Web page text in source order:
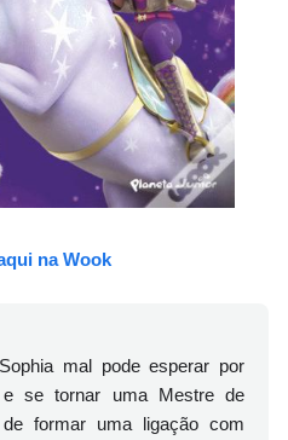
na Wook
mal pode esperar por
se tornar uma Mestre de
formar uma ligação com